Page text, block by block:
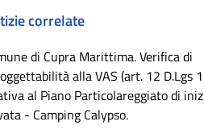
correlate
di Cupra Marittima. Verifica di
alla VAS (art. 12 D.Lgs
al Piano Particolareggiato di
- Camping Calypso.